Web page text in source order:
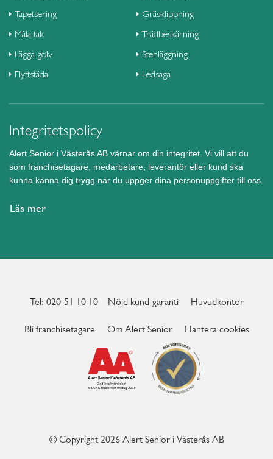
Tapetsering
Måla tak
Lägga golv
Flyttstäda
Gräsklippning
Trädbeskärning
Stenläggning
Ledsaga
Integritetspolicy
Alert Senior i Västerås AB värnar om din integritet. Vi vill att du
som franchisetagare, medarbetare, leverantör eller kund ska
kunna känna dig trygg när du uppger dina personuppgifter till oss.
Läs mer
Tel: 020-51 10 10 Nöjd kund-garanti Huvudkontor
Bli franchisetagare Om Alert Senior Hantera cookies
© Copyright 2026 Alert Senior i Västerås AB